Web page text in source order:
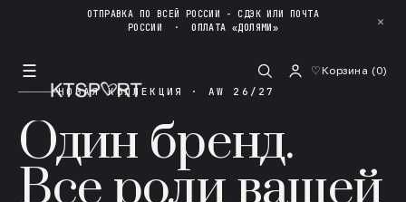
ОТПРАВКА ПО ВСЕЙ РОССИИ - СДЭК ИЛИ ПОЧТА
РОССИИ ·ОПЛАТА «ДОЛЯМИ» ✕
☰ ♡Корзина (0)
НОВАЯ КОЛЛЕКЦИЯ · AW 26/27
Один бренд.
Все роли вашей